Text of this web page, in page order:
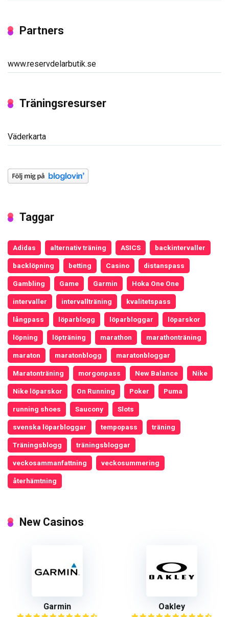
Partners
www.reservdelarbutik.se
Träningsresurser
Väderkarta
Taggar
Adidas alternativ träning ASICS backintervaller
backlöpning betting Casino distanspass
Gambling Game Garmin Hoka One One
intervaller intervallträning kvalitetspass
långpass löparblogg löparbloggar löparskor
löpning löpträning marathon marathonträning
maraton maratonblogg maratonbloggar
Maratonträning morgonpass New Balance Nike
Nike löparskor On Running Poker Puma
running shoes Saucony Slots
svenska löparbloggar tempopass träning
Träningsblogg träningsbloggar
veckosammanfattning veckosummering
återhämtning
New Casinos
Garmin Oakley